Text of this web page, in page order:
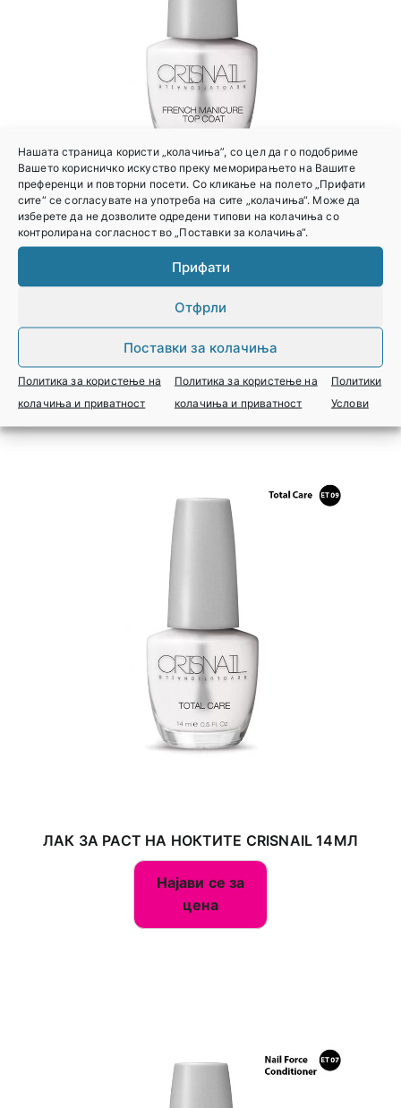
Нашата страница користи „колачиња”, со цел да го подобриме
Вашето корисничко искуство преку меморирањето на Вашите
преференци и повторни посети. Со кликање на полето „Прифати
сите“ се согласувате на употреба на сите „колачиња“. Може да
изберете да не дозволите одредени типови на колачиња со
контролирана согласност во „Поставки за колачиња“.
Прифати
Отфрли
Поставки за колачиња
Политика за користење на
колачиња и приватност
Политика за користење на
колачиња и приватност
Политики
Услови
ЛАК ЗА НЕУТРАЛИЗАЦИЈА НА ЖОЛТИЛО
CRISNAIL 14МЛ
Најави се за
цена
ЛАК ЗА РАСТ НА НОКТИТЕ CRISNAIL 14МЛ
Најави се за
цена